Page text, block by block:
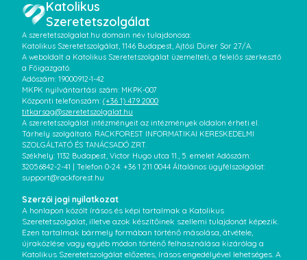
Katolikus
Szeretetszolgálat
A szeretetszolgalat.hu domain név tulajdonosa:
Katolikus Szeretetszolgálat, 1146 Budapest, Ajtósi Dürer Sor 27/A.
A weboldalt a Katolikus Szeretetszolgálat üzemelteti, a felelős szerkesztő
a Főigazgató.
Adószám: 19000912-1-42
MKPK nyilvántartási szám: MKPK-007
Központi telefonszám: (+36 1) 479 2000
titkarsag@szeretetszolgalat.hu
A szeretetszolgálat intézményeit az intézmények oldalon érheti el.
Tárhely szolgáltató: RACKFOREST INFORMATIKAI KERESKEDELMI
SZOLGÁLTATÓ ÉS TANÁCSADÓ ZRT.
Székhely: 1132 Budapest, Victor Hugo utca 11., 5. emelet Adószám:
32056842-2-41 | Telefon 0-24: +36 1 211 0044 Általános ügyfélszolgálat:
support@rackforest.hu
Szerzői jogi nyilatkozat
A honlapon közölt írásos és képi tartalmak a Katolikus
Szeretetszolgálat, illetve azok készítőinek szellemi tulajdonát képezik.
Ezen tartalmak bármely formában történő másolása, átvétele,
újraközlése vagy egyéb módon történő felhasználása kizárólag a
Katolikus Szeretetszolgálat előzetes, írásos engedélyével lehetséges. A